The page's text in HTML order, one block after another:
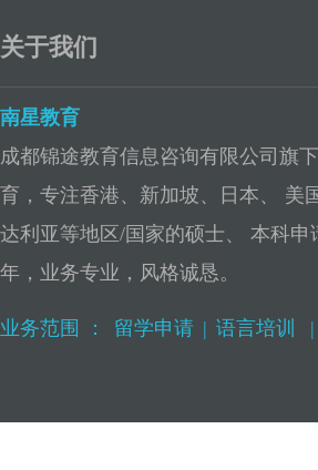
关于我们
南星教育
成都锦途教育信息咨询有限公司旗
育，专注香港、新加坡、日本、 美
达利亚等地区/国家的硕士、 本科申
年，业务专业，风格诚恳。
业务范围 ： 留学申请 | 语言培训 |